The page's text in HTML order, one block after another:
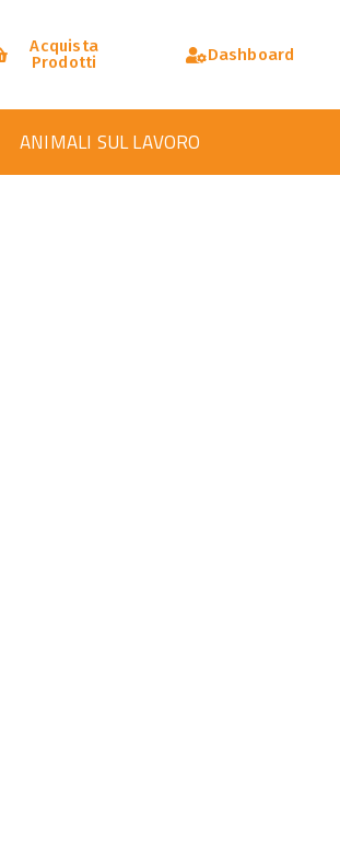
Acquista
Prodotti
Dashboard
ANIMALI SUL LAVORO